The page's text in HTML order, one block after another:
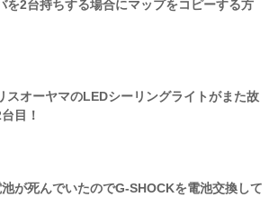
を2台持ちする場合にマップをコピーする方
スオーヤマのLEDシーリングライトがまた故
目！
が死んでいたのでG-SHOCKを電池交換して